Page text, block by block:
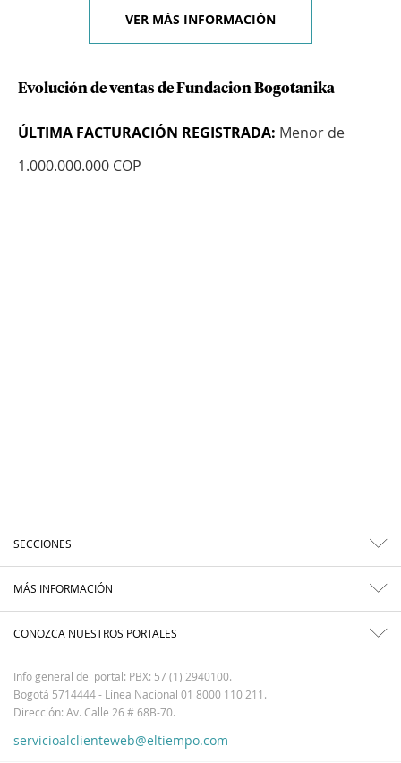
VER MÁS INFORMACIÓN
Evolución de ventas de Fundacion Bogotanika
ÚLTIMA FACTURACIÓN REGISTRADA: Menor de
1.000.000.000 COP
SECCIONES
MÁS INFORMACIÓN
CONOZCA NUESTROS PORTALES
Info general del portal: PBX: 57 (1) 2940100.
Bogotá 5714444 - Línea Nacional 01 8000 110 211.
Dirección: Av. Calle 26 # 68B-70.
servicioalclienteweb@eltiempo.com